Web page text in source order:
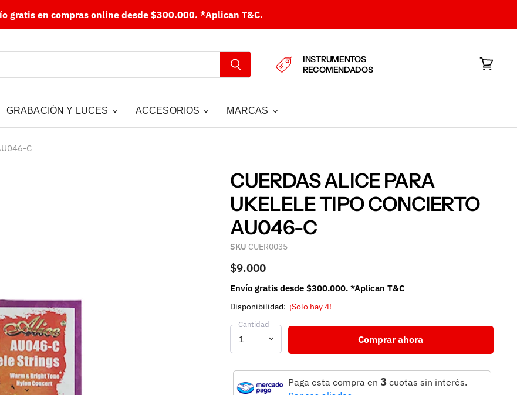
gratis en compras online desde $300.000. *Aplican T&C.
INSTRUMENTOS
RECOMENDADOS
GRABACIÓN Y LUCES ACCESORIOS MARCAS
C
CUERDAS ALICE PARA
UKELELE TIPO CONCIERTO
AU046-C
SKU CUER0035
$9.000
Envío gratis desde $300.000. *Aplican T&C
Disponibilidad: ¡Solo hay 4!
Cantidad
Comprar ahora
Paga esta compra en 3cuotas sin interés.